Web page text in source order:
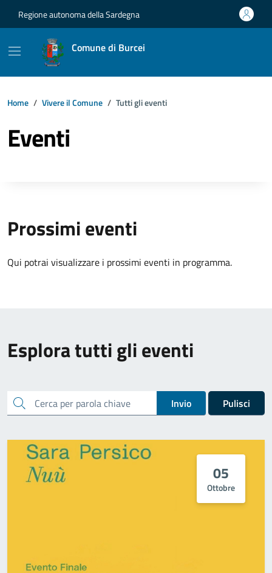
Regione autonoma della Sardegna
Comune di Burcei
Home Vivere il Comune Tutti gli eventi
Eventi
Prossimi eventi
Qui potrai visualizzare i prossimi eventi in programma.
Esplora tutti gli eventi
cerca Invio Pulisci
05
Ottobre